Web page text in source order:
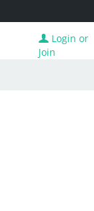
Login or
Join